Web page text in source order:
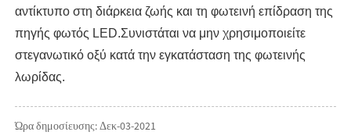
αντίκτυπο στη διάρκεια ζωής και τη φωτεινή επίδραση της
πηγής φωτός LED.Συνιστάται να μην χρησιμοποιείτε
στεγανωτικό οξύ κατά την εγκατάσταση της φωτεινής
λωρίδας.
Ώρα δημοσίευσης: Δεκ-03-2021